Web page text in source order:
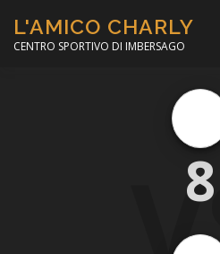
contenuto
L'AMICO CHARLY
CENTRO SPORTIVO DI IMBERSAGO
8